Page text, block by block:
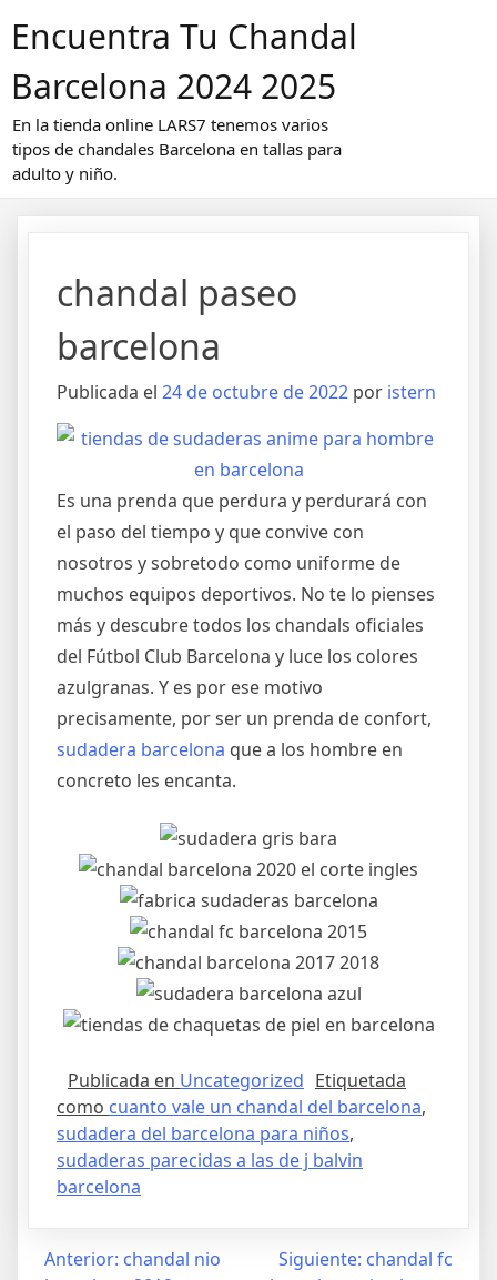
Encuentra Tu Chandal
Barcelona 2024 2025
En la tienda online LARS7 tenemos varios
tipos de chandales Barcelona en tallas para
adulto y niño.
chandal paseo
barcelona
Publicada el 24 de octubre de 2022 por istern
Es una prenda que perdura y perdurará con
el paso del tiempo y que convive con
nosotros y sobretodo como uniforme de
muchos equipos deportivos. No te lo pienses
más y descubre todos los chandals oficiales
del Fútbol Club Barcelona y luce los colores
azulgranas. Y es por ese motivo
precisamente, por ser un prenda de confort,
sudadera barcelona que a los hombre en
concreto les encanta.
Publicada en Uncategorized Etiquetada
como cuanto vale un chandal del barcelona,
sudadera del barcelona para niños,
sudaderas parecidas a las de j balvin
barcelona
Navegación
Anterior: chandal nio
Siguiente: chandal fc